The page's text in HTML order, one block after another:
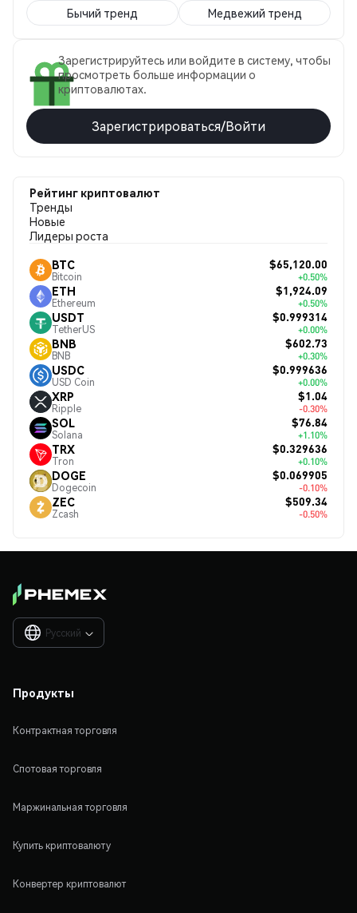
Бычий тренд Медвежий тренд
Зарегистрируйтесь или войдите в систему, чтобы
просмотреть больше информации о
криптовалютах.
Зарегистрироваться/Войти
Рейтинг криптовалют
Тренды
Новые
Лидеры роста
BTC
Bitcoin
$65,120.00
+0.50%
ETH
Ethereum
$1,924.09
+0.50%
USDT
TetherUS
$0.999314
+0.00%
BNB
BNB
$602.73
+0.30%
USDC
USD Coin
$0.999636
+0.00%
XRP
Ripple
$1.04
-0.30%
SOL
Solana
$76.84
+1.10%
TRX
Tron
$0.329636
+0.10%
DOGE
Dogecoin
$0.069905
-0.10%
ZEC
Zcash
$509.34
-0.50%
Русский 
Продукты
Контрактная торговля
Спотовая торговля
Маржинальная торговля
Купить криптовалюту
Конвертер криптовалют